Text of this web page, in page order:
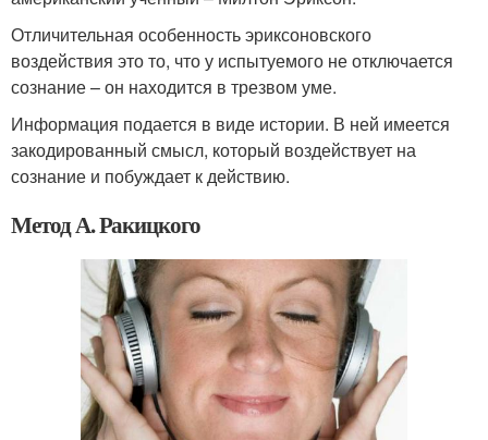
Отличительная особенность эриксоновского
воздействия это то, что у испытуемого не отключается
сознание – он находится в трезвом уме.
Информация подается в виде истории. В ней имеется
закодированный смысл, который воздействует на
сознание и побуждает к действию.
Метод А. Ракицкого